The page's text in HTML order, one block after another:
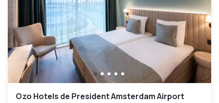
Ozo Hotels de President Amsterdam Airport